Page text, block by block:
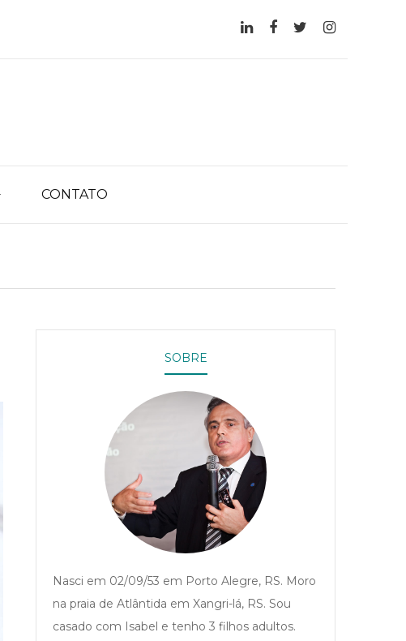
CONTATO
SOBRE
Nasci em 02/09/53 em Porto Alegre, RS. Moro
na praia de Atlântida em Xangri-lá, RS. Sou
casado com Isabel e tenho 3 filhos adultos.